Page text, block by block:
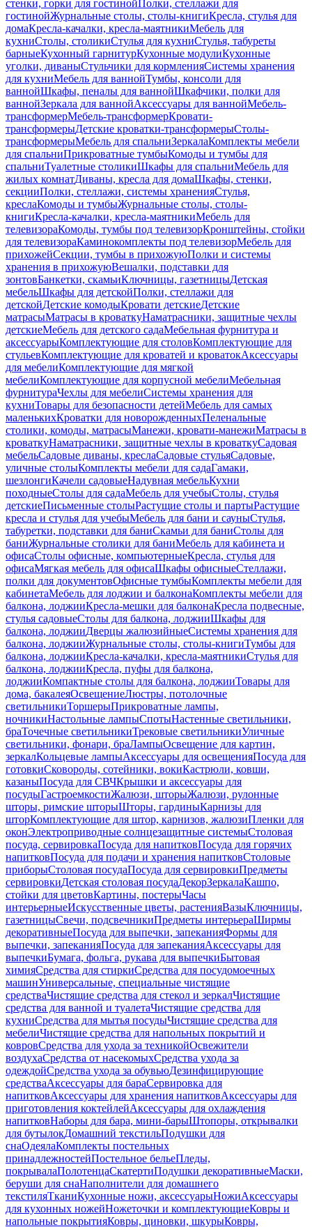
стенки, горки для гостинойПолки, стеллажи для
гостинойЖурнальные столы, столы-книгиКресла, стулья для
домаКресла-качалки, кресла-маятникиМебель для
кухниСтолы, столикиСтулья для кухниСтулья, табуреты
барныеКухонный гарнитурКухонные модулиКухонные
уголки, диваныСтульчики для кормленияСистемы хранения
для кухниМебель для ваннойТумбы, консоли для
ваннойШкафы, пеналы для ваннойШкафчики, полки для
ваннойЗеркала для ваннойАксессуары для ваннойМебель-
трансформерМебель-трансформерКровати-
трансформерыДетские кроватки-трансформерыСтолы-
трансформерыМебель для спальниЗеркалаКомплекты мебели
для спальниПрикроватные тумбыКомоды и тумбы для
спальниТуалетные столикиШкафы для спальниМебель для
жилых комнатДиваны, кресла для домаШкафы, стенки,
секцииПолки, стеллажи, системы храненияСтулья,
креслаКомоды и тумбыЖурнальные столы, столы-
книгиКресла-качалки, кресла-маятникиМебель для
телевизораКомоды, тумбы под телевизорКронштейны, стойки
для телевизораКаминокомплекты под телевизорМебель для
прихожейСекции, тумбы в прихожуюПолки и системы
хранения в прихожуюВешалки, подставки для
зонтовБанкетки, скамьиКлючницы, газетницыДетская
мебельШкафы для детскойПолки, стеллажи для
детскойДетские комодыКровати детскиеДетские
матрасыМатрасы в кроваткуНаматрасники, защитные чехлы
детскиеМебель для детского садаМебельная фурнитура и
аксессуарыКомплектующие для столовКомплектующие для
стульевКомплектующие для кроватей и кроватокАксессуары
для мебелиКомплектующие для мягкой
мебелиКомплектующие для корпусной мебелиМебельная
фурнитураЧехлы для мебелиСистемы хранения для
кухниТовары для безопасности детейМебель для самых
маленькихКроватки для новорожденныхПеленальные
столики, комоды, матрасыМанежи, кровати-манежиМатрасы в
кроваткуНаматрасники, защитные чехлы в кроваткуСадовая
мебельСадовые диваны, креслаСадовые стульяСадовые,
уличные столыКомплекты мебели для садаГамаки,
шезлонгиКачели садовыеНадувная мебельКухни
походныеСтолы для садаМебель для учебыСтолы, стулья
детскиеПисьменные столыРастущие столы и партыРастущие
кресла и стулья для учебыМебель для бани и сауныСтулья,
табуретки, подставки для баниСкамьи для баниСтолы для
баниЖурнальные столики для баниМебель для кабинета и
офисаСтолы офисные, компьютерныеКресла, стулья для
офисаМягкая мебель для офисаШкафы офисныеСтеллажи,
полки для документовОфисные тумбыКомплекты мебели для
кабинетаМебель для лоджии и балконаКомплекты мебели для
балкона, лоджииКресла-мешки для балконаКресла подвесные,
стулья садовыеСтолы для балкона, лоджииШкафы для
балкона, лоджииДверцы жалюзийныеСистемы хранения для
балкона, лоджииЖурнальные столы, столы-книгиТумбы для
балкона, лоджииКресла-качалки, кресла-маятникиСтулья для
балкона, лоджииКресла, пуфы для балкона,
лоджииКомпактные столы для балкона, лоджииТовары для
дома, бакалеяОсвещениеЛюстры, потолочные
светильникиТоршерыПрикроватные лампы,
ночникиНастольные лампыСпотыНастенные светильники,
браТочечные светильникиТрековые светильникиУличные
светильники, фонари, браЛампыОсвещение для картин,
зеркалКольцевые лампыАксессуары для освещенияПосуда для
готовкиСковороды, сотейники, вокиКастрюли, ковши,
казаныПосуда для СВЧКрышки и аксессуары для
посудыГастроемкостиЖалюзи, шторыЖалюзи, рулонные
шторы, римские шторыШторы, гардиныКарнизы для
шторКомплектующие для штор, карнизов, жалюзиПленки для
оконЭлектроприводные солнцезащитные системыСтоловая
посуда, сервировкаПосуда для напитковПосуда для горячих
напитковПосуда для подачи и хранения напитковСтоловые
приборыСтоловая посудаПосуда для сервировкиПредметы
сервировкиДетская столовая посудаДекорЗеркалаКашпо,
стойки для цветовКартины, постерыЧасы
интерьерныеИскусственные цветы, растенияВазыКлючницы,
газетницыСвечи, подсвечникиПредметы интерьераШирмы
декоративныеПосуда для выпечки, запеканияФормы для
выпечки, запеканияПосуда для запеканияАксессуары для
выпечкиБумага, фольга, рукава для выпечкиБытовая
химияСредства для стиркиСредства для посудомоечных
машинУниверсальные, специальные чистящие
средстваЧистящие средства для стекол и зеркалЧистящие
средства для ванной и туалетаЧистящие средства для
кухниСредства для мытья посудыЧистящие средства для
мебелиЧистящие средства для напольных покрытий и
ковровСредства для ухода за техникойОсвежители
воздухаСредства от насекомыхСредства ухода за
одеждойСредства ухода за обувьюДезинфицирующие
средстваАксессуары для бараСервировка для
напитковАксессуары для хранения напитковАксессуары для
приготовления коктейлейАксессуары для охлаждения
напитковНаборы для бара, мини-барыШтопоры, открывалки
для бутылокДомашний текстильПодушки для
снаОдеялаКомплекты постельных
принадлежностейПостельное бельеПледы,
покрывалаПолотенцаСкатертиПодушки декоративныеМаски,
беруши для снаНаполнители для домашнего
текстиляТканиКухонные ножи, аксессуарыНожиАксессуары
для кухонных ножейНожеточки и комплектующиеКовры и
напольные покрытияКовры, циновки, шкурыКовры,